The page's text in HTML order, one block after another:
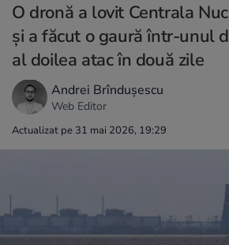
O dronă a lovit Centrala
și a făcut o gaură într-unul
al doilea atac în două zile
Andrei Brîndușescu
Web Editor
Actualizat pe 31 mai 2026, 19:29